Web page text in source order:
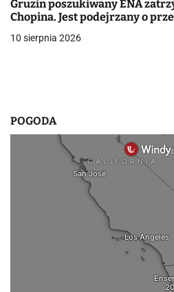
s
Gruzin poszukiwany ENA
Chopina. Jest podejrzany o
10 sierpnia 2026
POGODA